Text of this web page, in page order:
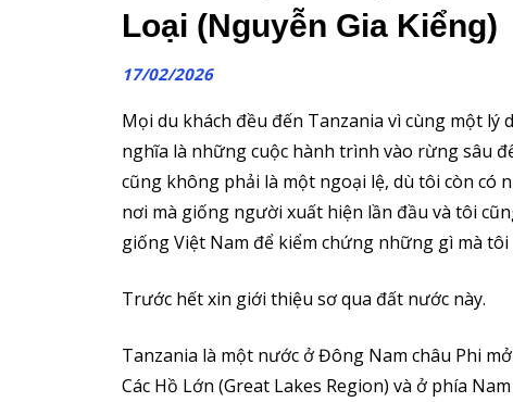
Loại (Nguyễn Gia Kiểng)
17/02/2026
Mọi du khách đều đến Tanzania vì cùng một lý
nghĩa là những cuộc hành trình vào rừng sâu
cũng không phải là một ngoại lệ, dù tôi còn có
nơi mà giống người xuất hiện lần đầu và tôi
giống Việt Nam để kiểm chứng những gì mà tôi
Trước hết xin giới thiệu sơ qua đất nước này.
Tanzania là một nước ở Đông Nam châu Phi
Các Hồ Lớn (Great Lakes Region) và ở phía